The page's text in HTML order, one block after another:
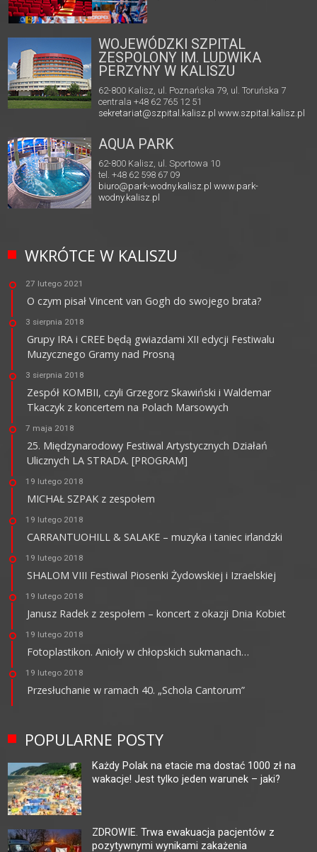
WOJEWÓDZKI SZPITAL
ZESPOLONY IM. LUDWIKA
PERZYNY W KALISZU
62-800 Kalisz, ul. Poznańska 79, ul. Toruńska 7
centrala +48 62 765 12 51
sekretariat@szpital.kalisz.pl www.szpital.kalisz.pl
AQUA PARK
62-800 Kalisz, ul. Sportowa 10
tel. +48 62 598 67 09
biuro@park-wodny.kalisz.pl www.park-
wodny.kalisz.pl
WKRÓTCE W KALISZU
27 lutego 2021
O czym pisał Vincent van Gogh do swojego brata?
3 sierpnia 2018
Grupy IRA i CREE będą gwiazdami XII edycji Festiwalu
Muzycznego Gramy nad Prosną
3 sierpnia 2018
Zespół KOMBII, czyli Grzegorz Skawiński i Waldemar
Tkaczyk z koncertem na Polach Marsowych
7 maja 2018
25. Międzynarodowy Festiwal Artystycznych Działań
Ulicznych LA STRADA. [PROGRAM]
19 lutego 2018
MICHAŁ SZPAK z zespołem
19 lutego 2018
CARRANTUOHILL & SALAKE – muzyka i taniec irlandzki
19 lutego 2018
SHALOM VIII Festiwal Piosenki Żydowskiej i Izraelskiej
19 lutego 2018
Janusz Radek z zespołem – koncert z okazji Dnia Kobiet
19 lutego 2018
Fotoplastikon. Anioły w chłopskich sukmanach…
19 lutego 2018
Przesłuchanie w ramach 40. „Schola Cantorum”
POPULARNE POSTY
Każdy Polak na etacie ma dostać 1000 zł na
wakacje! Jest tylko jeden warunek – jaki?
ZDROWIE. Trwa ewakuacja pacjentów z
pozytywnymi wynikami zakażenia